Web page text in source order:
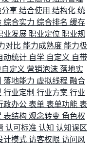
享 结合使用 结构化 统
综合实力 综合排名 缓存
业发展 职业定位 职业规
对比 能力成熟度 能力极
动统计 自学 自定义 自带
定义 营销泡沫 落地实
落地能力 虚拟线程 融合
行业定制 行业方案 行业
政办公 表单 表单功能 表
表结构 观念转变 角色权
认可标准 认知 认知误区
计模式 访客权限 访问风